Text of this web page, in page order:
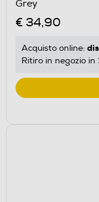
Grey
€ 34,90
Acquisto online:
Ritiro in negozio